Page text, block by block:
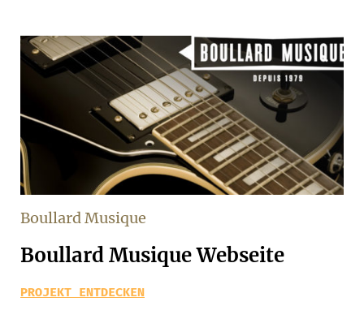
Boullard Musique
Boullard Musique Webseite
PROJEKT ENTDECKEN